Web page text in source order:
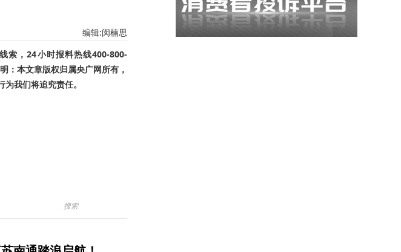
编辑:闵楠思
索，24小时报料热线400-800-
：本文章版权归属央广网所有，
我们将追究责任。